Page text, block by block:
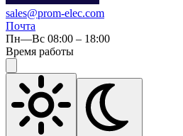
sales@prom-elec.com
Почта
Пн—Вс 08:00 – 18:00
Время работы